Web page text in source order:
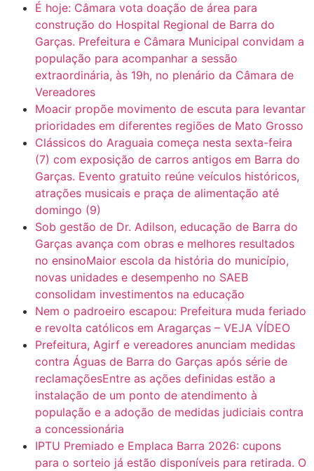
Mini Ginásio de Aragarças- Só a bo$ta 6:31
É hoje: Câmara vota doação de área para
construção do Hospital Regional de Barra do
Garças. Prefeitura e Câmara Municipal convidam a
população para acompanhar a sessão
extraordinária, às 19h, no plenário da Câmara de
Vereadores
Moacir propõe movimento de escuta para levantar
prioridades em diferentes regiões de Mato Grosso
Clássicos do Araguaia começa nesta sexta-feira
(7) com exposição de carros antigos em Barra do
Garças. Evento gratuito reúne veículos históricos,
atrações musicais e praça de alimentação até
domingo (9)
Sob gestão de Dr. Adilson, educação de Barra do
Garças avança com obras e melhores resultados
no ensinoMaior escola da história do município,
novas unidades e desempenho no SAEB
consolidam investimentos na educação
Nem o padroeiro escapou: Prefeitura muda feriado
e revolta católicos em Aragarças – VEJA VÍDEO
Prefeitura, Agirf e vereadores anunciam medidas
contra Águas de Barra do Garças após série de
reclamaçõesEntre as ações definidas estão a
instalação de um ponto de atendimento à
população e a adoção de medidas judiciais contra
a concessionária
IPTU Premiado e Emplaca Barra 2026: cupons
para o sorteio já estão disponíveis para retirada. O